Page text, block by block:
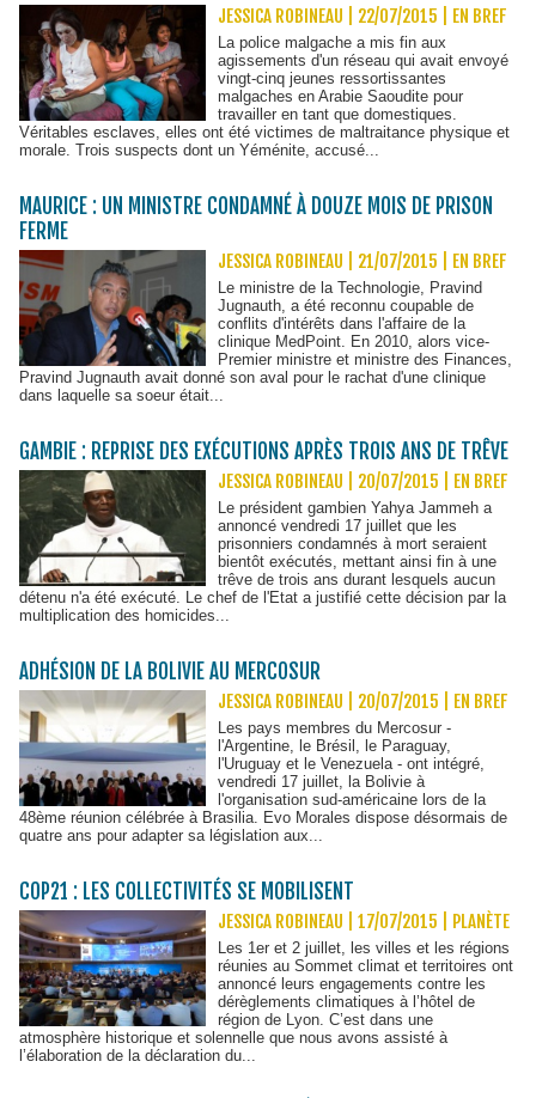
JESSICA ROBINEAU | 22/07/2015 EN BREF
La police malgache a mis fin aux
agissements d'un réseau qui avait envoyé
vingt-cinq jeunes ressortissantes
malgaches en Arabie Saoudite pour
travailler en tant que domestiques.
Véritables esclaves, elles ont été victimes de maltraitance physique et
morale. Trois suspects dont un Yéménite, accusé...
MAURICE : UN MINISTRE CONDAMNÉ À DOUZE MOIS DE PRISON
FERME
JESSICA ROBINEAU | 21/07/2015 EN BREF
Le ministre de la Technologie, Pravind
Jugnauth, a été reconnu coupable de
conflits d'intérêts dans l'affaire de la
clinique MedPoint. En 2010, alors vice-
Premier ministre et ministre des Finances,
Pravind Jugnauth avait donné son aval pour le rachat d'une clinique
dans laquelle sa soeur était...
GAMBIE : REPRISE DES EXÉCUTIONS APRÈS TROIS ANS DE TRÊVE
JESSICA ROBINEAU | 20/07/2015 EN BREF
Le président gambien Yahya Jammeh a
annoncé vendredi 17 juillet que les
prisonniers condamnés à mort seraient
bientôt exécutés, mettant ainsi fin à une
trêve de trois ans durant lesquels aucun
détenu n'a été exécuté. Le chef de l'Etat a justifié cette décision par la
multiplication des homicides...
ADHÉSION DE LA BOLIVIE AU MERCOSUR
JESSICA ROBINEAU | 20/07/2015 EN BREF
Les pays membres du Mercosur -
l'Argentine, le Brésil, le Paraguay,
l'Uruguay et le Venezuela - ont intégré,
vendredi 17 juillet, la Bolivie à
l'organisation sud-américaine lors de la
48ème réunion célébrée à Brasilia. Evo Morales dispose désormais de
quatre ans pour adapter sa législation aux...
COP21 : LES COLLECTIVITÉS SE MOBILISENT
JESSICA ROBINEAU | 17/07/2015 PLANÈTE
Les 1er et 2 juillet, les villes et les régions
réunies au Sommet climat et territoires ont
annoncé leurs engagements contre les
dérèglements climatiques à l’hôtel de
région de Lyon. C’est dans une
atmosphère historique et solennelle que nous avons assisté à
l’élaboration de la déclaration du...